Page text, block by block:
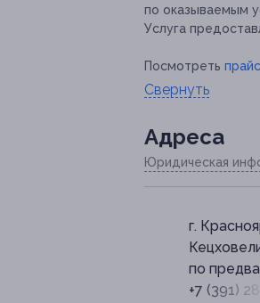
по оказываемым
Услуга
Посмотреть прайс.
Свернуть
Адресa
Юридическая
г.
по
+7 (391)